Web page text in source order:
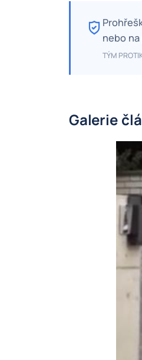
nebo na
TÝM
Galerie